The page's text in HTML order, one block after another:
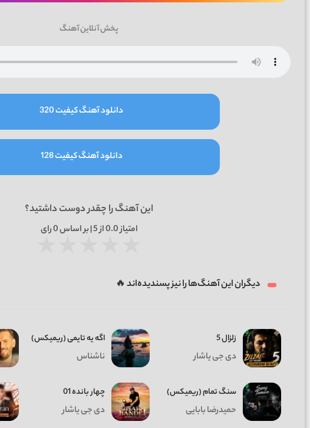
پخش آنلاین آهنگ
دانلود آهنگ کیفیت 320
دانلود آهنگ کیفیت 128
این آهنگ را چقدر دوست داشتید؟
امتیاز0.0از 5 | بر اساس 0رای
دیگران این آهنگ‌ها را نیز پسندیده‌اند 🔥
زلزال 5
دی جی یاشار
اگه یه تایمی (ریمیکس)
ناشناس
سنگ تمام (ریمیکس)
حمیدرضا بابایی
چهار بانده 01
دی جی یاشار